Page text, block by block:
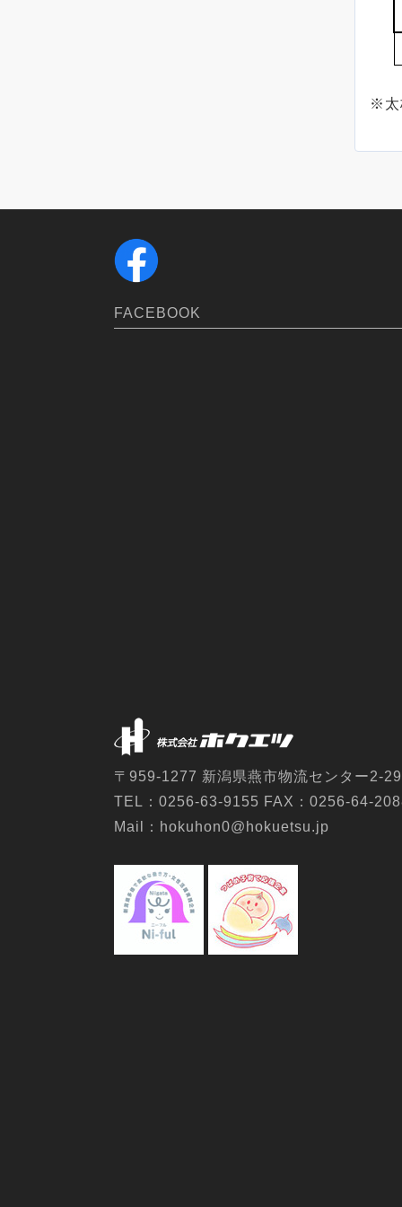
※太
FACEBOOK
〒959-1277 新潟県燕市物流センター2-29
TEL：0256-63-9155 FAX：0256-64-
Mail：hokuhon0@hokuetsu.jp